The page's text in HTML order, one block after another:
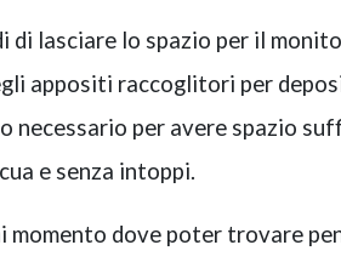
di lasciare lo spazio per il
appositi raccoglitori per
necessario per avere spazio
e senza intoppi.
momento dove poter trovare